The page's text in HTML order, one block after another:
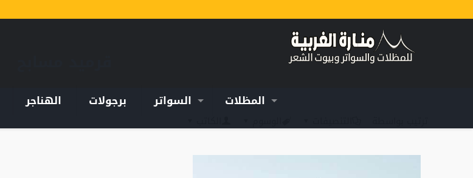
المظلات السواتر برجولات الهناجر